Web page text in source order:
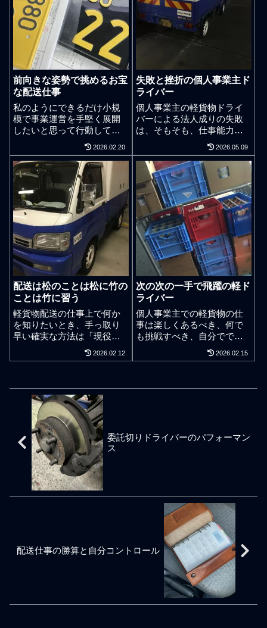
前向きな姿勢で挑めるお宝
な配送仕事
私のようにできるだけ小規
模で事業運営を手堅く展開
したいと思って行動してい
る軽貨物運送業者は千葉県
では意外と少ないように感
じる。ドライバー人数を増
やして会社を大きくしたい
とかそんな感じの経営者が
軽貨物業界では異様に目立
つ、と言うかそんなのばか
りに思える。稼がず、儲け
る。ドライバー人数を抱え
て毛の生えた軽貨物会社の
経営者は元〇〇とかのドラ
イバーあがりが多いので既
に自分で苦労して汗をかい
て稼ぐことが嫌になってい
て、人を使って儲けようと
する悪巧みギリギリな経営
者となっているパターンが
多い。もちろん腹黒さは経
らそれはそれで全否定をす
人で軽貨物ドライバーにな
る人の多くは一般的なビジ
ネスの世界で最低限でも通
用しそうなまともなタイプ
はごく僅かだと断言でき
る。ジジイなドライバーだ
ったり。茶髪なドライバー
だったり。ドライバーファ
ーストを口にしたり。そん
なもんだと諦めている軽貨
するのでこの業界の理想と
2026.02.20
失敗と挫折の個人事業主ド
ライバー
個人事業主の軽貨物ドライ
バーによる法人成りの失敗
は、そもそも、仕事能力し
かなく、経営能力のない人
間が個人事業の延長線上で
経営を試みるだけでは事業
展開に大きな期待ができな
いからである。個人事業主
から法人成りをして法人格
で軽配送事業を進めていく
場合、法人化での悪い面に
なる部分を十分に理解して
おかなくてはなりません。
社会保険加入負担や均等割
など税法上のことやお金の
ことは誰かがアドバイスし
てくれるでしょう。大事な
ことはそういうことではあ
りません。事業展開するた
めの施策、そもそも事業地
盤が脆い軽貨物配送の事業
ための仕組みや事業計画書
どうかです。そう、ビジネ
味がありませんが、零細企
イバーが軽貨物配送の事業
を法人化しようとする目論
見は、その大半が、知り合
いのドライバーを掻き集
め、仕事をドライバーに斡
旋し、ドライバーに働かせ
た配送業務の運賃を
2026.05.09
配送は松のことは松に竹の
ことは竹に習う
軽貨物配送の仕事上で何か
を知りたいとき、手っ取り
早い確実な方法は「現役」
の軽配送ドライバーに知り
たいことを謙虚に「直接」
る情報を捻じ曲げて知り得
てはならない。仕事のでき
ない業務委託の軽貨物ドラ
イバー業者とは一体どうい
う人物のことを指すのか、
今回はそれを考えてみま
す。 良いドライバーは価値
がある。 悪いドライバーは
価値がない。実は仕事が上
手い下手は業務委託ドライ
事を辞めるような軽貨物ド
ぐ辞めたりなどの不義理を
2026.02.12
次の次の一手で飛躍の軽ド
ライバー
個人事業主での軽貨物の仕
事は楽しくあるべき、何で
も挑戦すべき、自分ででき
る戦術をきちんと持ち、気
の合う仲間と自分たちでで
朝、昼、晩、深夜、私はス
送現場で納品作業を共にす
る機会を得た軽貨物ドライ
バーとも雑談をしていて感
じますが、個人事業で軽貨
物配送ドライバーの職を選
ぶ人は「なんでも一人でや
りたい性格」の人が多いよ
うな気がします。良くも悪
くも、ザ・個人事業主で
す。配送の仕事は誰のため
にしているのか。個人事業
2026.02.15
委託切りドライバーのパフォーマン
ス
配送仕事の勝算と自分コントロール